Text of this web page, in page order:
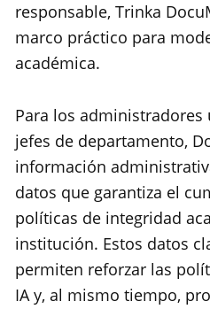
responsable, Trinka
marco práctico para
académica.
Para los
jefes de departamento,
información
datos que garantiza el
políticas de integridad
institución. Estos datos
permiten reforzar las
IA y, al mismo tiempo,